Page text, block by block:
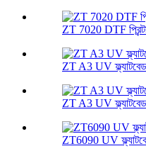
ZT 7020 DTF
ZT A3 UV
ZT A3 UV
ZT6090 UV